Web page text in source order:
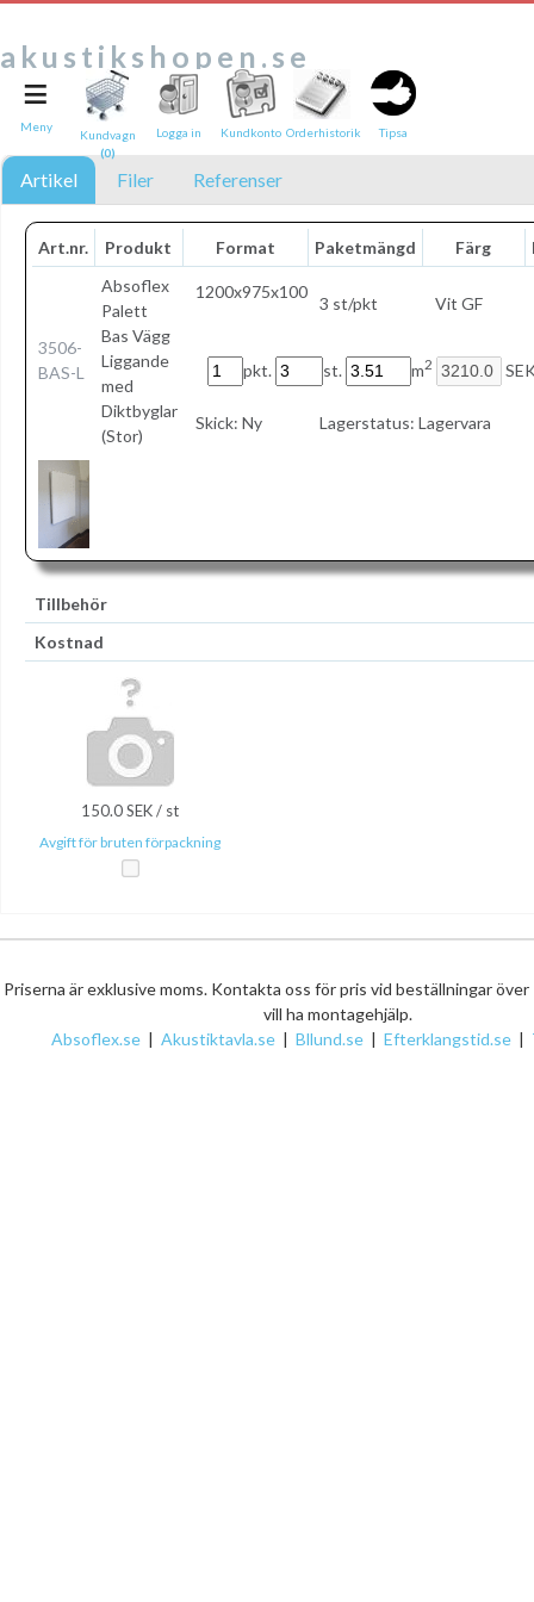
akustikshopen.se
Artikel Filer Referenser
Art.nr. Produkt Format Paketmängd Färg
3506-
BAS-L
Absoflex
Palett
Bas Vägg
Liggande
med
Diktbyglar
(Stor)
1200x975x100
3 st/pkt Vit GF
pkt. st. m2
Skick: Ny Lagerstatus: Lagervara
Tillbehör
Kostnad
150.0 SEK / st
Avgift för bruten förpackning
≡
Meny
Kundvagn
(0)
Logga in Kundkonto Orderhistorik Tipsa
Priserna är exklusive moms. Kontakta oss för pris vid beställningar över
vill ha montagehjälp.
Absoflex.se | Akustiktavla.se | Bllund.se | Efterklangstid.se |
Tipsa en vän:
e-post*
Text
Länken ovan kommer att bakas in i ditt tips!